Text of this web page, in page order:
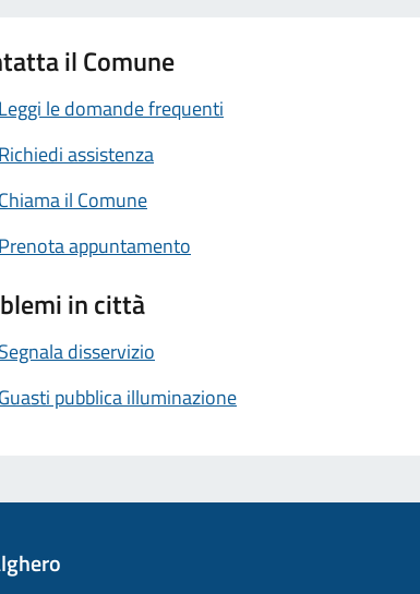
il Comune
le domande frequenti
assistenza
il Comune
appuntamento
in città
disservizio
pubblica illuminazione